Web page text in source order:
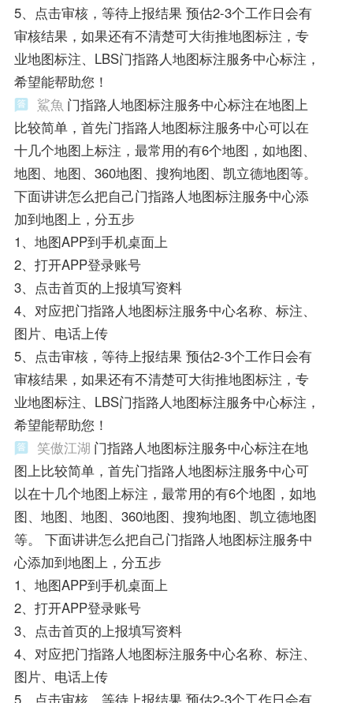
5、点击审核，等待上报结果 预估2-3个工作日会有
审核结果，如果还有不清楚可大街推地图标注，专
业地图标注、LBS门指路人地图标注服务中心标注，
希望能帮助您！
鯊魚 门指路人地图标注服务中心标注在地图上
比较简单，首先门指路人地图标注服务中心可以在
十几个地图上标注，最常用的有6个地图，如地图、
地图、地图、360地图、搜狗地图、凯立德地图等。
下面讲讲怎么把自己门指路人地图标注服务中心添
加到地图上，分五步
1、地图APP到手机桌面上
2、打开APP登录账号
3、点击首页的上报填写资料
4、对应把门指路人地图标注服务中心名称、标注、
图片、电话上传
5、点击审核，等待上报结果 预估2-3个工作日会有
审核结果，如果还有不清楚可大街推地图标注，专
业地图标注、LBS门指路人地图标注服务中心标注，
希望能帮助您！
笑傲江湖 门指路人地图标注服务中心标注在地
图上比较简单，首先门指路人地图标注服务中心可
以在十几个地图上标注，最常用的有6个地图，如地
图、地图、地图、360地图、搜狗地图、凯立德地图
等。 下面讲讲怎么把自己门指路人地图标注服务中
心添加到地图上，分五步
1、地图APP到手机桌面上
2、打开APP登录账号
3、点击首页的上报填写资料
4、对应把门指路人地图标注服务中心名称、标注、
图片、电话上传
5、点击审核，等待上报结果 预估2-3个工作日会有